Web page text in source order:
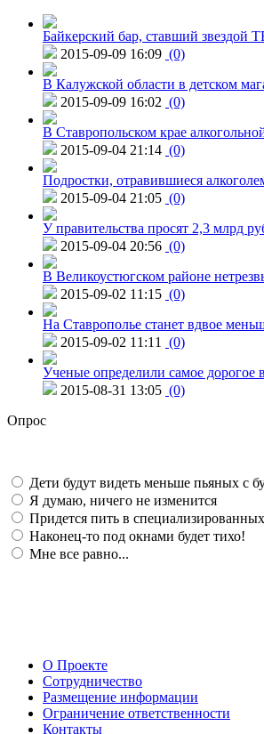
Байкерский бар, ставший звездой
2015-09-09 16:09 (0)
В Калужской области в детском
2015-09-09 16:02 (0)
В Ставропольском крае
2015-09-04 21:14 (0)
Подростки, отравившиеся
2015-09-04 21:05 (0)
У правительства просят 2,3 млрд
2015-09-04 20:56 (0)
В Великоустюгском районе
2015-09-02 11:15 (0)
На Ставрополье станет вдвое
2015-09-02 11:11
(0)
Ученые определили самое дорогое
2015-08-31 13:05 (0)
Опрос
Дети будут видеть меньше пьяных с
Я думаю, ничего не изменится
Придется пить в
Наконец-то под окнами будет тихо!
Мне все равно...
О Проекте
Сотрудничество
Размещение информации
Ограничение ответственности
Контакты